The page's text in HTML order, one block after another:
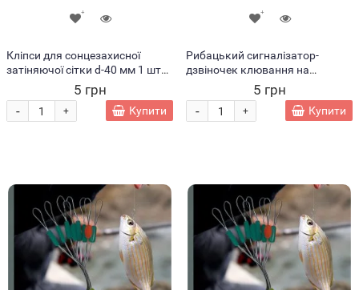
Кліпси для сонцезахисної
затіняючої сітки d-40 мм 1 шт
5 грн
+
- Купити
Рибацький сигналізатор-
дзвіночек клювання на
прищепці Зелений
5 грн
+
- Купити